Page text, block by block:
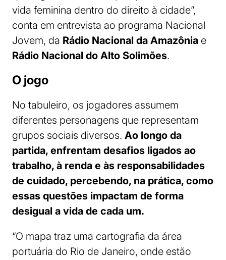
vida feminina dentro do direito à cidade”,
conta em entrevista ao programa Nacional
Jovem, da Rádio Nacional da Amazônia e
Rádio Nacional do Alto Solimões.
O jogo
No tabuleiro, os jogadores assumem
diferentes personagens que representam
grupos sociais diversos. Ao longo da
partida, enfrentam desafios ligados ao
trabalho, à renda e às responsabilidades
de cuidado, percebendo, na prática, como
essas questões impactam de forma
desigual a vida de cada um.
“O mapa traz uma cartografia da área
portuária do Rio de Janeiro, onde estão